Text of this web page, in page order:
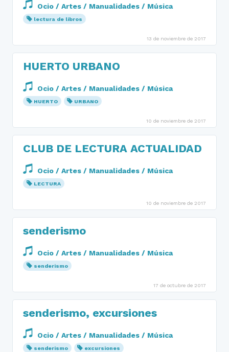
Ocio / Artes / Manualidades / Música
lectura de libros
13 de noviembre de 2017
HUERTO URBANO
Ocio / Artes / Manualidades / Música
HUERTO URBANO
10 de noviembre de 2017
CLUB DE LECTURA ACTUALIDAD
Ocio / Artes / Manualidades / Música
LECTURA
10 de noviembre de 2017
senderismo
Ocio / Artes / Manualidades / Música
senderismo
17 de octubre de 2017
senderismo, excursiones
Ocio / Artes / Manualidades / Música
senderismo excursiones